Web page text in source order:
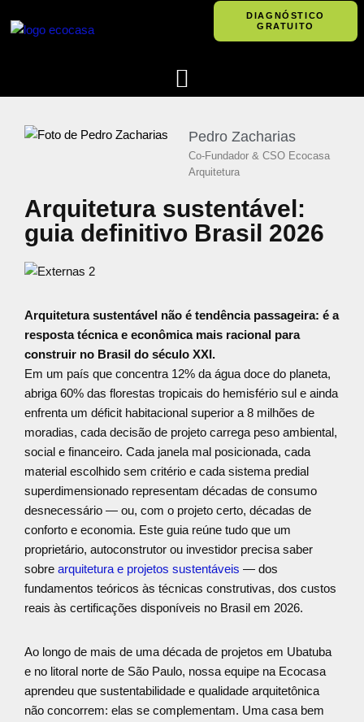
DIAGNÓSTICO
GRATUITO
Pedro Zacharias
Co-Fundador & CSO Ecocasa
Arquitetura
Arquitetura sustentável:
guia definitivo Brasil 2026
Arquitetura sustentável não é tendência passageira: é a
resposta técnica e econômica mais racional para
construir no Brasil do século XXI.
Em um país que concentra 12% da água doce do planeta,
abriga 60% das florestas tropicais do hemisfério sul e ainda
enfrenta um déficit habitacional superior a 8 milhões de
moradias, cada decisão de projeto carrega peso ambiental,
social e financeiro. Cada janela mal posicionada, cada
material escolhido sem critério e cada sistema predial
superdimensionado representam décadas de consumo
desnecessário — ou, com o projeto certo, décadas de
conforto e economia. Este guia reúne tudo que um
proprietário, autoconstrutor ou investidor precisa saber
sobre arquitetura e projetos sustentáveis — dos
fundamentos teóricos às técnicas construtivas, dos custos
reais às certificações disponíveis no Brasil em 2026.
Ao longo de mais de uma década de projetos em Ubatuba
e no litoral norte de São Paulo, nossa equipe na Ecocasa
aprendeu que sustentabilidade e qualidade arquitetônica
não concorrem: elas se complementam. Uma casa bem